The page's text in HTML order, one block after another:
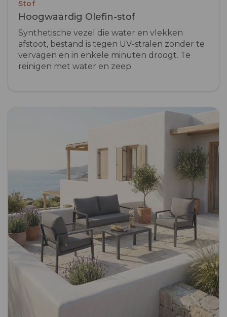
Stof
Hoogwaardig Olefin-stof
Synthetische vezel die water en vlekken
afstoot, bestand is tegen UV-stralen zonder te
vervagen en in enkele minuten droogt. Te
reinigen met water en zeep.